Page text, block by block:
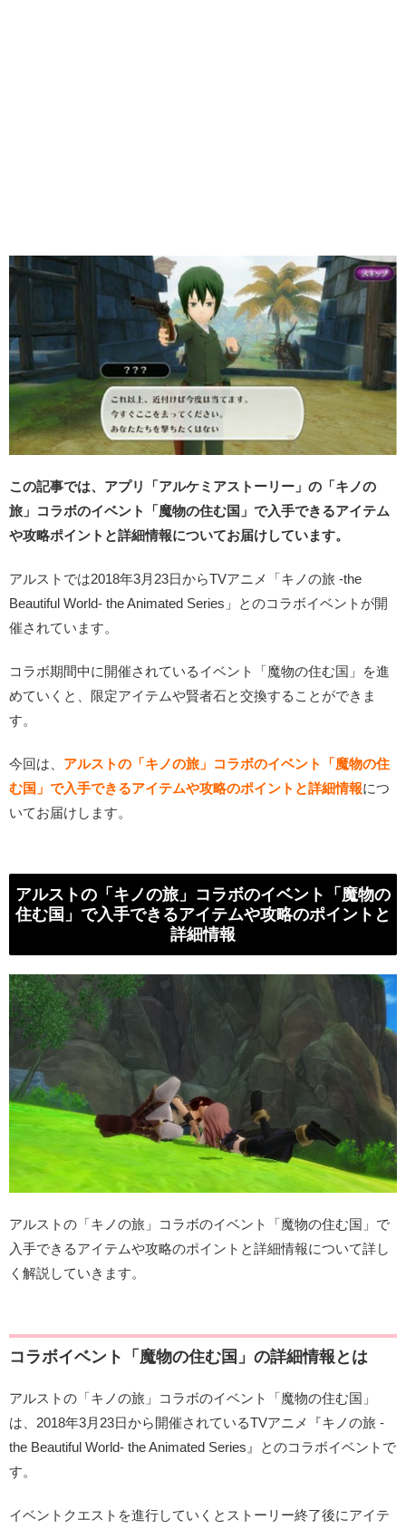
この記事では、アプリ「アルケミアストーリー」の「キノの
旅」コラボのイベント「魔物の住む国」で入手できるアイテム
や攻略ポイントと詳細情報についてお届けしています。
アルストでは2018年3月23日からTVアニメ「キノの旅 -the
Beautiful World- the Animated Series」とのコラボイベントが開
催されています。
コラボ期間中に開催されているイベント「魔物の住む国」を進
めていくと、限定アイテムや賢者石と交換することができま
す。
今回は、 アルストの「キノの旅」コラボのイベント「魔物の住
む国」で入手できるアイテムや攻略のポイントと詳細情報につ
いてお届けします。
アルストの「キノの旅」コラボのイベント「魔物の
住む国」で入手できるアイテムや攻略のポイントと
詳細情報
アルストの「キノの旅」コラボのイベント「魔物の住む国」で
入手できるアイテムや攻略のポイントと詳細情報について詳し
く解説していきます。
コラボイベント「魔物の住む国」の詳細情報とは
アルストの「キノの旅」コラボのイベント「魔物の住む国」
は、2018年3月23日から開催されているTVアニメ『キノの旅 -
the Beautiful World- the Animated Series』とのコラボイベントで
す。
イベントクエストを進行していくとストーリー終了後にアイテ